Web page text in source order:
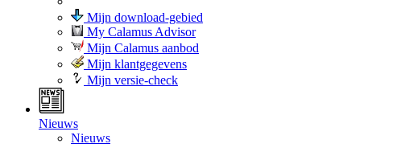
Mijn download-gebied
My Calamus Advisor
Mijn Calamus aanbod
Mijn klantgegevens
Mijn versie-check
Nieuws
Nieuws